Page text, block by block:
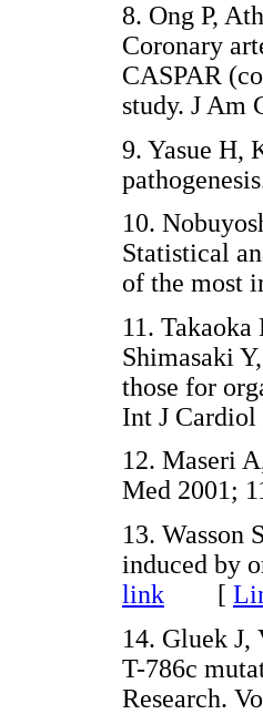
8. Ong P,
Coronary
CASPAR
study. J Am
9. Yasue H,
10.
Statistical
of the most
11.
Shimasaki
those for
Int J Cardiol
12. Maseri
Med 2001;
13. Wasson
induced by
link [
14. Gluek J,
T-786c
Research.